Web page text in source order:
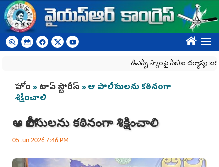
Skip to main content
????
డీఎస్సీ స్కాంపై సీబీఐ దర్యాప్తు జరగాల్సిందే
You are here
హోం »టాప్ స్టోరీస్ » ఆ పోలీసుల‌ను క‌ఠినంగా
శిక్షించాలి
ఆ పోలీసుల‌ను క‌ఠినంగా శిక్షించాలి
05 Jun 2026 7:46 PM